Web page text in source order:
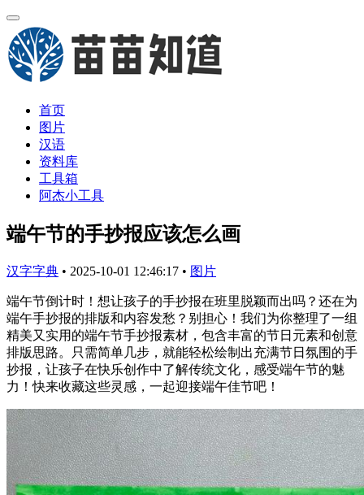
首页
图片
汉语
资料库
工具箱
阿杰小工具
端午节的手抄报应该怎么画
汉字字典 • 2025-10-01 12:46:17 • 图片
端午节倒计时！想让孩子的手抄报在班里脱颖而出吗？还在为
端午手抄报的排版和内容发愁？别担心！我们为你整理了一组
精美又实用的端午节手抄报素材，包含丰富的节日元素和创意
排版思路。只需简单几步，就能轻松绘制出充满节日氛围的手
抄报，让孩子在快乐创作中了解传统文化，感受端午节的魅
力！快来收藏这些灵感，一起迎接端午佳节吧！